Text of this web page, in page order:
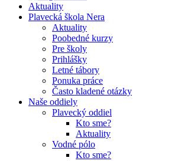
Aktuality
Plavecká škola Nera
Aktuality
Poobedné kurzy
Pre školy
Prihlášky
Letné tábory
Ponuka práce
Často kladené otázky
Naše oddiely
Plavecký oddiel
Kto sme?
Aktuality
Vodné pólo
Kto sme?